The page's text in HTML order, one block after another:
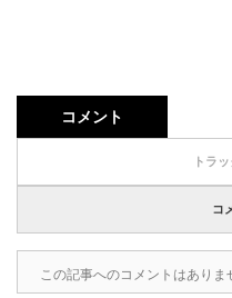
コメント
トラ
コ
この記事へのコメントはありま